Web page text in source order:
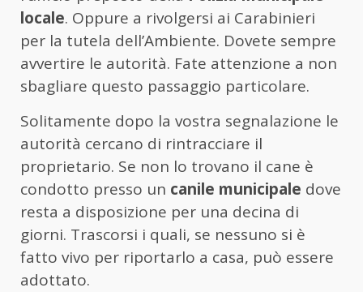
locale. Oppure a rivolgersi ai Carabinieri
per la tutela dell’Ambiente. Dovete sempre
avvertire le autorità. Fate attenzione a non
sbagliare questo passaggio particolare.
Solitamente dopo la vostra segnalazione le
autorità cercano di rintracciare il
proprietario. Se non lo trovano il cane è
condotto presso un canile municipale dove
resta a disposizione per una decina di
giorni. Trascorsi i quali, se nessuno si è
fatto vivo per riportarlo a casa, può essere
adottato.